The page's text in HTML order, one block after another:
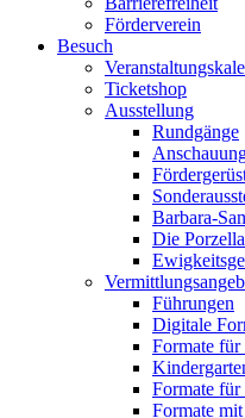
Förderverein
Besuch
Ticketshop
Ausstellung
Rundgänge
Barbara-
Die
Führungen
Digitale
Formate
Formate für
Formate